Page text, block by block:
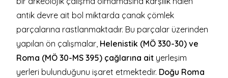
antik devre ait bol miktarda çanak çömlek
parçalarına rastlanmaktadır. Bu parçalar üzerinden
yapılan ön çalışmalar, Helenistik (MÖ 330-30) ve
Roma (MÖ 30-MS 395) çağlarına ait yerleşim
yerleri bulunduğunu işaret etmektedir. Doğu Roma